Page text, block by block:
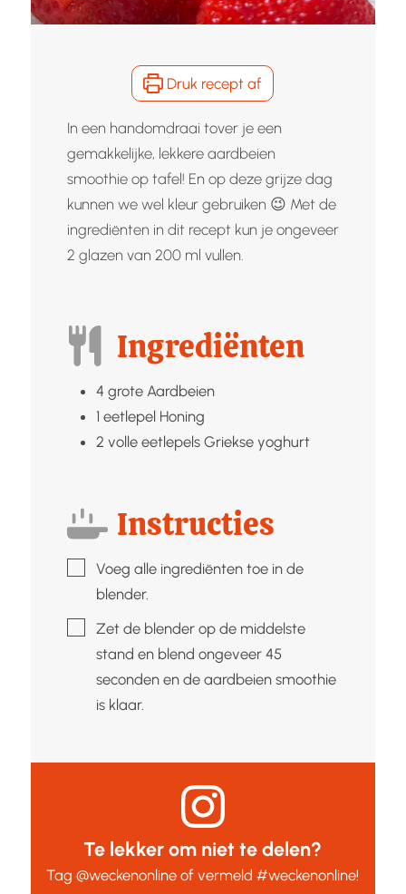
Druk recept af
In een handomdraai tover je een
gemakkelijke, lekkere aardbeien
smoothie op tafel! En op deze grijze dag
kunnen we wel kleur gebruiken 😉 Met de
ingrediënten in dit recept kun je ongeveer
2 glazen van 200 ml vullen.
Ingrediënten
4 grote Aardbeien
1 eetlepel Honing
2 volle eetlepels Griekse yoghurt
Instructies
▢Voeg alle ingrediënten toe in de
blender.
▢
Zet de blender op de middelste
stand en blend ongeveer 45
seconden en de aardbeien smoothie
is klaar.
Te lekker om niet te delen?
Tag@weckenonline of vermeld#weckenonline!